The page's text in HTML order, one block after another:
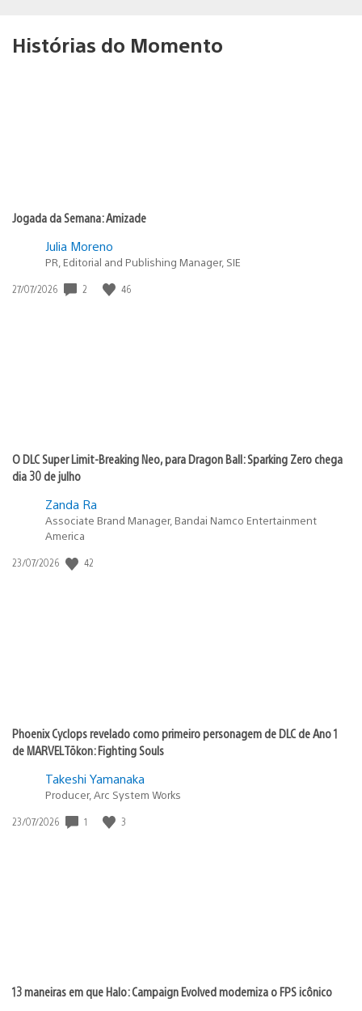
Histórias do Momento
Jogada da Semana: Amizade
Julia Moreno
PR, Editorial and Publishing Manager, SIE
Data
27/07/2026 2 46
O DLC Super Limit-Breaking Neo, para Dragon Ball: Sparking Zero chega
dia 30 de julho
Zanda Ra
Associate Brand Manager, Bandai Namco Entertainment
America
Data
23/07/2026 42
Phoenix Cyclops revelado como primeiro personagem de DLC de Ano 1
de MARVEL Tōkon: Fighting Souls
Takeshi Yamanaka
Producer, Arc System Works
Data
23/07/2026 1 3
13 maneiras em que Halo: Campaign Evolved moderniza o FPS icônico